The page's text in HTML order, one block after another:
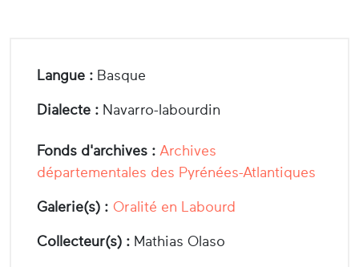
Langue : Basque
Dialecte : Navarro-labourdin
Fonds d'archives : Archives
départementales des Pyrénées-Atlantiques
Galerie(s) : Oralité en Labourd
Collecteur(s) : Mathias Olaso